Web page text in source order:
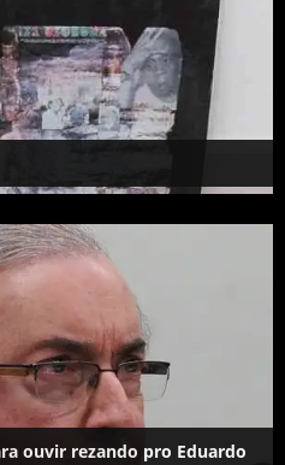
ouvir rezando pro Eduardo